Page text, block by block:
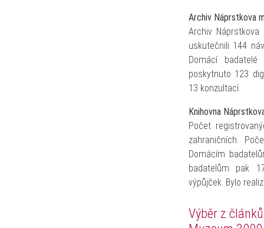
Archiv Náprstkova
Archiv
uskutečnili 144
Domácí
poskytnuto 123
13 konzultací.
Knihovna
Počet
zahraničních.
Domácím
badatelům pak
výpůjček. Bylo
Výběr z